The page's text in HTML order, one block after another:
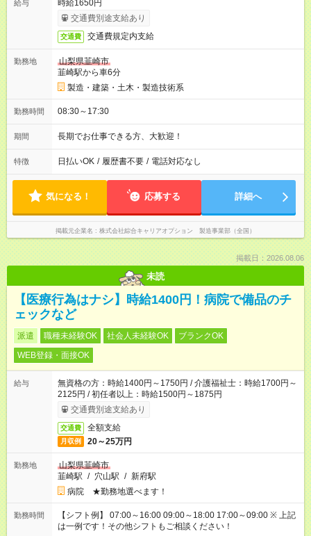
給与
時給1650円
交通費別途支給あり
交通費 交通費規定内支給
勤務地
山梨県韮崎市
韮崎駅から車6分
製造・建築・土木・製造技術系
勤務時間 08:30～17:30
期間 長期でお仕事できる方、大歓迎！
特徴 日払いOK / 履歴書不要 / 電話対応なし
気になる！ 応募する 詳細へ
掲載元企業名 株式会社綜合キャリアオプション 製造事業部（全国）
掲載日：2026.08.06
未読
【医療行為はナシ】時給1400円！病院で備品のチ
ェックなど
派遣 職種未経験OK 社会人未経験OK
ブランクOK
WEB登録・面接OK
給与
無資格の方：時給1400円～1750円 / 介護福祉士：時給1700円～
2125円 / 初任者以上：時給1500円～1875円
交通費別途支給あり
交通費 全額支給
月収例 20～25万円
勤務地
山梨県韮崎市
韮崎駅 / 穴山駅 / 新府駅
病院 ★勤務地選べます！
勤務時間
【シフト例】 07:00～16:00 09:00～18:00 17:00～09:00 ※ 上記
は一例です！その他シフトもご相談ください！